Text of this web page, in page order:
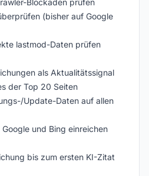
Blockaden prüfen
(bisher auf Google
lastmod-Daten prüfen
als Aktualitätssignal
der Top 20 Seiten
Update-Daten auf allen
und Bing einreichen
bis zum ersten KI-Zitat